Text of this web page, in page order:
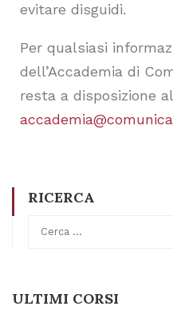
evitare disguidi.
Per qualsiasi
dell’Accademia di
resta a disposizione
RICERCA
ULTIMI CORSI